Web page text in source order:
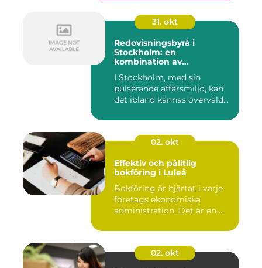
31. okt
Redovisningsbyrå i
Stockholm: en
kombination av
personlig service
I Stockholm, med sin
pulserande affärsmiljö, kan
det ibland kännas överväld...
02. okt
Effektiv och pålitlig
bokföring i Luleå
Bokföring är hjärtat i varje
företags ekonomiska
administration. Det är en ...
02. okt